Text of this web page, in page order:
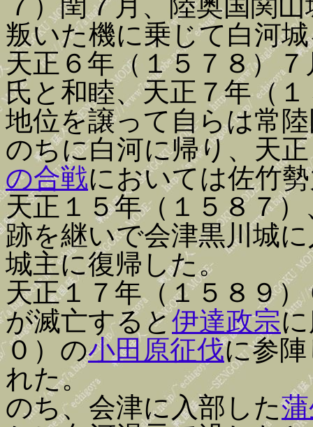
叛いた機に乗じて白河
天正６年（１５７８）７
氏と和睦、天正７年（
地位を譲って自らは常
のちに白河に帰り、天
の合戦においては佐竹
天正１５年（１５８７
跡を継いで会津黒川城
城主に復帰した。
天正１７年（１５８９
が滅亡すると伊達政宗
０）の小田原征伐に参
れた。
のち、会津に入部した